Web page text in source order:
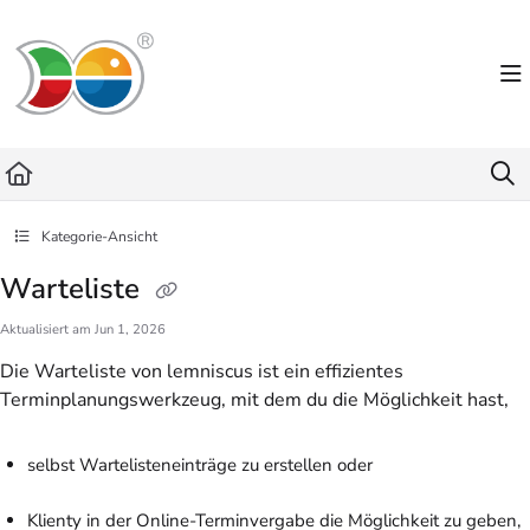
Fetch the complete documentation index at:
Use this file to discover all available pages before exploring further.
Kategorie-Ansicht
Warteliste
Aktualisiert am Jun 1, 2026
Die Warteliste von lemniscus ist ein effizientes
Terminplanungswerkzeug, mit dem du die Möglichkeit hast,
selbst Wartelisteneinträge zu erstellen oder
Klienty in der Online-Terminvergabe die Möglichkeit zu geben,